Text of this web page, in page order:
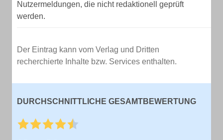
Nutzermeldungen, die nicht redaktionell geprüft
werden.
Der Eintrag kann vom Verlag und Dritten
recherchierte Inhalte bzw. Services enthalten.
DURCHSCHNITTLICHE GESAMTBEWERTUNG